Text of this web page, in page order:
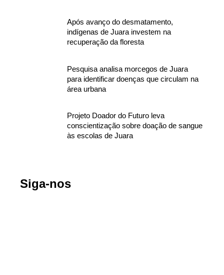
Após avanço do desmatamento,
indígenas de Juara investem na
recuperação da floresta
Pesquisa analisa morcegos de Juara
para identificar doenças que circulam na
área urbana
Projeto Doador do Futuro leva
conscientização sobre doação de sangue
às escolas de Juara
Siga-nos